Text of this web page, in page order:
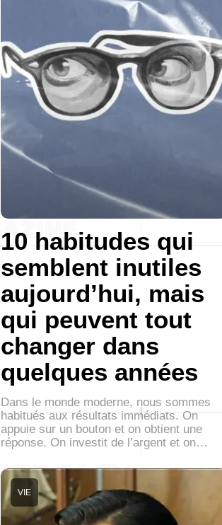
10 habitudes qui
semblent inutiles
aujourd’hui, mais
qui peuvent tout
changer dans
quelques années
Dans le monde moderne, nous sommes
habitués aux résultats immédiats. On
appuie sur un bouton et on obtient une
réponse. On investit de l’argent et on…
VIE